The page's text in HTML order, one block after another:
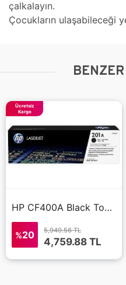
çalkalayın.
Çocukların ulaşabileceği
HP CF400A Black Toner Kartuş (201A)
Ücretsiz
Kargo
%20 5,949.56 TL
4,759.88 TL